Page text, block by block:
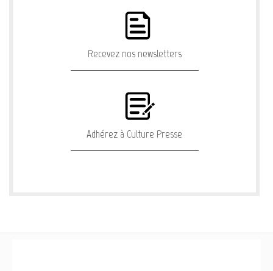
Recevez nos newsletters
Adhérez à Culture Presse